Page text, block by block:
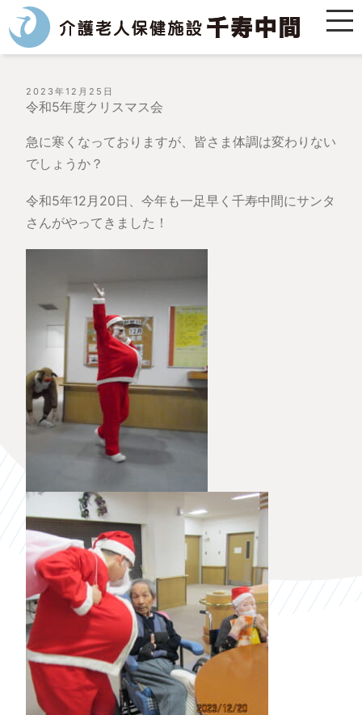
投
稿
日:
2023年12月25日
令和5年度クリスマス会
急に寒くなっておりますが、皆さま体調は変わりない
でしょうか？
令和5年12月20日、今年も一足早く千寿中間にサンタ
さんがやってきました！